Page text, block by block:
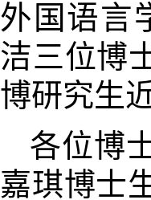
外国语言
洁三位博
博研究生
各位博
嘉琪博士